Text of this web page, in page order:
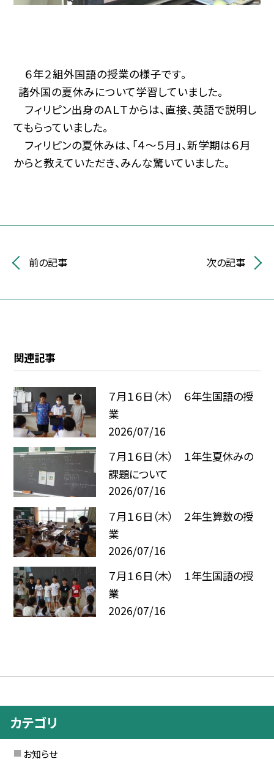
６年２組外国語の授業の様子です。
諸外国の夏休みについて学習していました。
フィリピン出身のＡＬＴからは、直接、英語で説明し
てもらっていました。
フィリピンの夏休みは、「４～５月」、新学期は６月
からと教えていただき、みんな驚いていました。
前の記事 次の記事
関連記事
７月１６日（木） ６年生国語の授
業
2026/07/16
７月１６日（木） １年生夏休みの
課題について
2026/07/16
７月１６日（木） ２年生算数の授
業
2026/07/16
７月１６日（木） １年生国語の授
業
2026/07/16
カテゴリ
お知らせ